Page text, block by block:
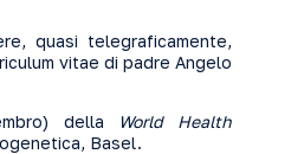
quasi telegraficamente,
vitae di padre Angelo
della World Health
Basel.